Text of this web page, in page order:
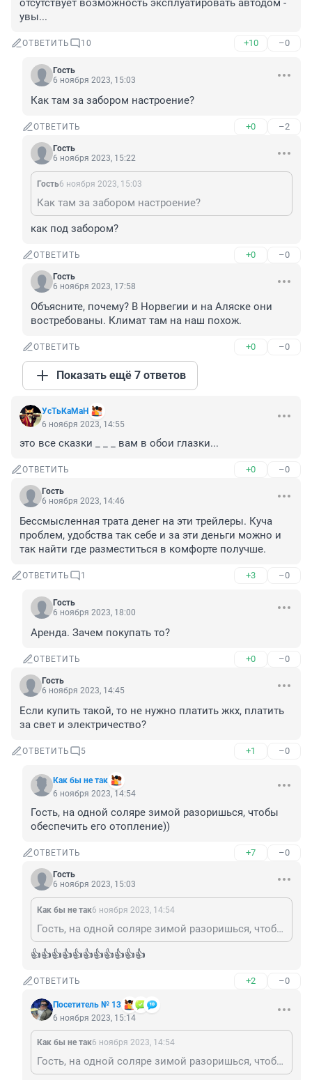
отсутствует возможность эксплуатировать автодом -
увы...
ОТВЕТИТЬ 10 +10 –0
Гость
6 ноября 2023, 15:03
Как там за забором настроение?
ОТВЕТИТЬ +0 –2
Гость
6 ноября 2023, 15:22
Гость6 ноября 2023, 15:03
Как там за забором настроение?
как под забором?
ОТВЕТИТЬ +0 –0
Гость
6 ноября 2023, 17:58
Объясните, почему? В Норвегии и на Аляске они
востребованы. Климат там на наш похож.
ОТВЕТИТЬ +0 –0
Показать ещё 7 ответов
УсТьКаМаН
6 ноября 2023, 14:55
это все сказки _ _ _ вам в обои глазки...
ОТВЕТИТЬ +0 –0
Гость
6 ноября 2023, 14:46
Бессмысленная трата денег на эти трейлеры. Куча
проблем, удобства так себе и за эти деньги можно и
так найти где разместиться в комфорте получше.
ОТВЕТИТЬ 1 +3 –0
Гость
6 ноября 2023, 18:00
Аренда. Зачем покупать то?
ОТВЕТИТЬ +0 –0
Гость
6 ноября 2023, 14:45
Если купить такой, то не нужно платить жкх, платить
за свет и электричество?
ОТВЕТИТЬ 5 +1 –0
Как бы не так
6 ноября 2023, 14:54
Гость, на одной соляре зимой разоришься, чтобы
обеспечить его отопление))
ОТВЕТИТЬ +7 –0
Гость
6 ноября 2023, 15:03
Как бы не так6 ноября 2023, 14:54
Гость, на одной соляре зимой разоришься, чтобы обеспечить его отопление))
👍👍👍👍👍👍👍👍👍👍👍
ОТВЕТИТЬ +2 –0
Посетитель № 13
6 ноября 2023, 15:14
Как бы не так6 ноября 2023, 14:54
Гость, на одной соляре зимой разоришься, чтобы обеспечить его отопление))